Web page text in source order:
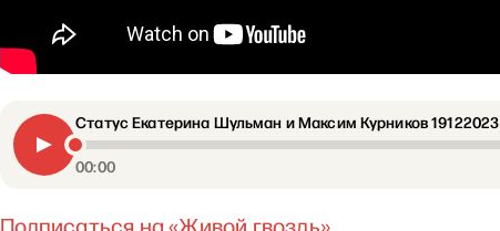
Статус Екатерина Шульман и Максим Курников 19122023
00:00